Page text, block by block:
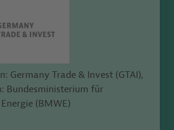
Germany Trade & Invest (GTAI),
Bundesministerium für
(BMWE)